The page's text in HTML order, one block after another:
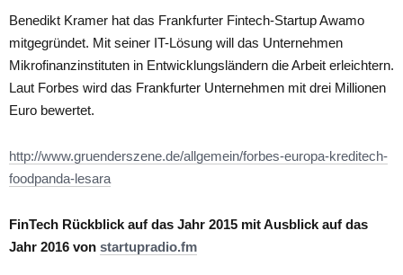
Benedikt Kramer hat das Frankfurter Fintech-Startup Awamo
mitgegründet. Mit seiner IT-Lösung will das Unternehmen
Mikrofinanzinstituten in Entwicklungsländern die Arbeit erleichtern.
Laut Forbes wird das Frankfurter Unternehmen mit drei Millionen
Euro bewertet.
http://www.gruenderszene.de/allgemein/forbes-europa-kreditech-
foodpanda-lesara
FinTech Rückblick auf das Jahr 2015 mit Ausblick auf das
Jahr 2016 von startupradio.fm